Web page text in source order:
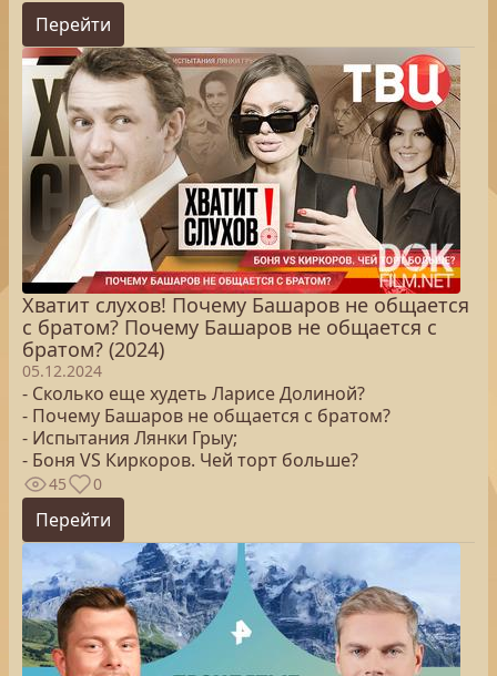
Перейти
Хватит слухов! Почему Башаров не общается
с братом? Почему Башаров не общается с
братом? (2024)
05.12.2024
- Сколько еще худеть Ларисе Долиной?
- Почему Башаров не общается с братом?
- Испытания Лянки Грыу;
- Боня VS Киркоров. Чей торт больше?
45 0
Перейти